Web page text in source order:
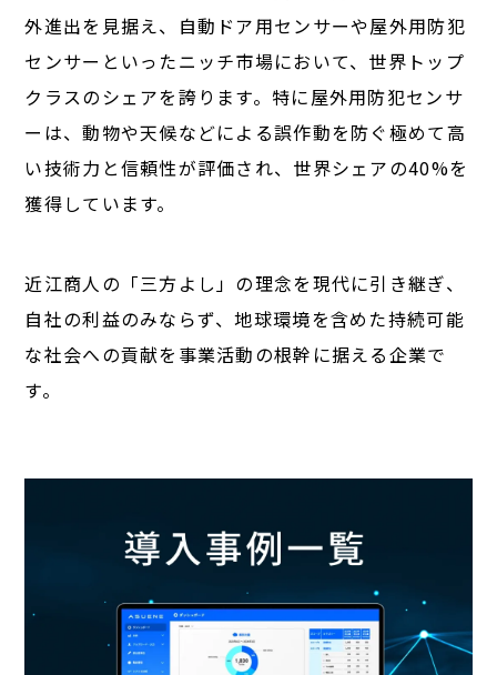
外進出を見据え、自動ドア用センサーや屋外用防犯
センサーといったニッチ市場において、世界トップ
クラスのシェアを誇ります。特に屋外用防犯センサ
ーは、動物や天候などによる誤作動を防ぐ極めて高
い技術力と信頼性が評価され、世界シェアの40%を
獲得しています。
近江商人の「三方よし」の理念を現代に引き継ぎ、
自社の利益のみならず、地球環境を含めた持続可能
な社会への貢献を事業活動の根幹に据える企業で
す。